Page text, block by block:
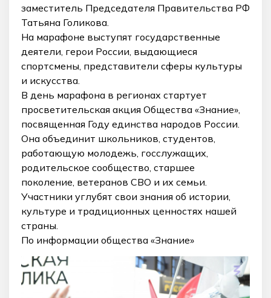
заместитель Председателя Правительства РФ
Татьяна Голикова.
На марафоне выступят государственные
деятели, герои России, выдающиеся
спортсмены, представители сферы культуры
и искусства.
В день марафона в регионах стартует
просветительская акция Общества «Знание»,
посвященная Году единства народов России.
Она объединит школьников, студентов,
работающую молодежь, госслужащих,
родительское сообщество, старшее
поколение, ветеранов СВО и их семьи.
Участники углубят свои знания об истории,
культуре и традиционных ценностях нашей
страны.
По информации общества «Знание»